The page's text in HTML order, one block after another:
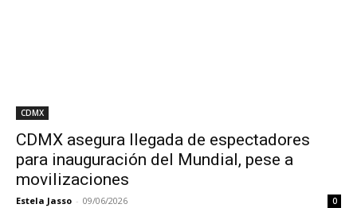
CDMX
CDMX asegura llegada de espectadores
para inauguración del Mundial, pese a
movilizaciones
Estela Jasso - 09/06/2026 0